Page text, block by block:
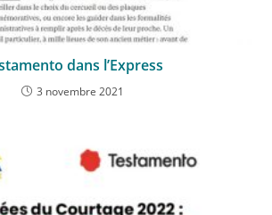
dans l’Express
3 novembre 2021